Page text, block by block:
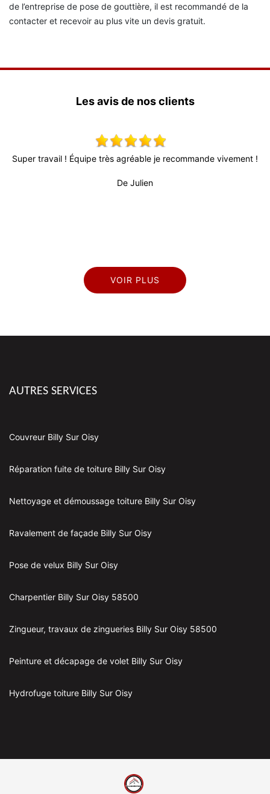
de l’entreprise de pose de gouttière, il est recommandé de la
contacter et recevoir au plus vite un devis gratuit.
Les avis de nos clients
Super travail ! Équipe très agréable je recommande vivement !
De Julien
VOIR PLUS
AUTRES SERVICES
Couvreur Billy Sur Oisy
Réparation fuite de toiture Billy Sur Oisy
Nettoyage et démoussage toiture Billy Sur Oisy
Ravalement de façade Billy Sur Oisy
Pose de velux Billy Sur Oisy
Charpentier Billy Sur Oisy 58500
Zingueur, travaux de zingueries Billy Sur Oisy 58500
Peinture et décapage de volet Billy Sur Oisy
Hydrofuge toiture Billy Sur Oisy